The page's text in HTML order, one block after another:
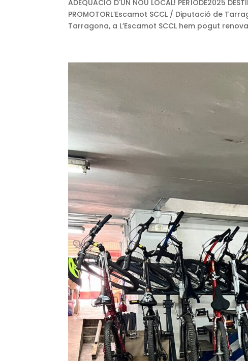
ADEQUACIÓ D'UN NOU LOCAL! PERÍODE2025
PROMOTORL’Escamot SCCL / Diputació de
Tarragona, a L’Escamot SCCL hem pogut